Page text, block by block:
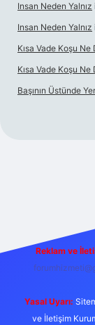
Insan Neden Yalnız
Insan Neden Yalnız
Kısa Vade Koşu Ne
Kısa Vade Koşu Ne
Başının Üstünde
Reklam ve
Yasal Uyarı:
ve İletişim